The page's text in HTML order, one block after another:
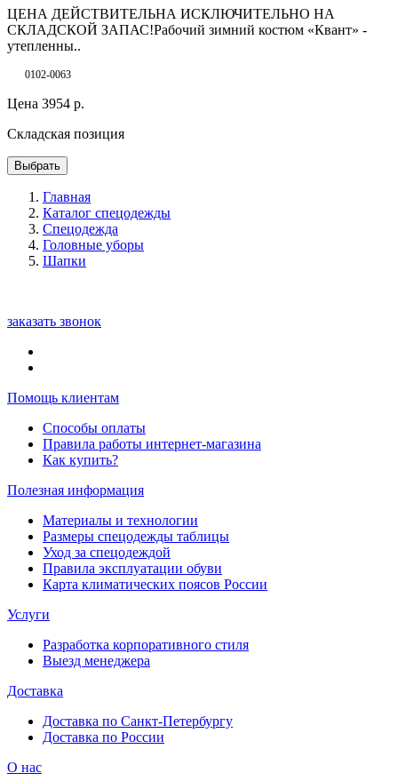
ЦЕНА ДЕЙСТВИТЕЛЬНА ИСКЛЮЧИТЕЛЬНО НА
СКЛАДСКОЙ ЗАПАС!Рабочий зимний костюм «Квант» -
утепленны..
0102-0063
Цена 3954 р.
Складская позиция
Выбрать
Главная
Каталог спецодежды
Спецодежда
Головные уборы
Шапки
заказать звонок
Помощь клиентам
Способы оплаты
Правила работы интернет-магазина
Как купить?
Полезная информация
Материалы и технологии
Размеры спецодежды таблицы
Уход за спецодеждой
Правила эксплуатации обуви
Карта климатических поясов России
Услуги
Разработка корпоративного стиля
Выезд менеджера
Доставка
Доставка по Санкт-Петербургу
Доставка по России
О нас